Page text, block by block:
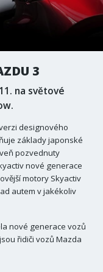
3
na světové
designového
základy japonské
pozvednuty
nové generace
motory Skyactiv
autem v jakékoliv
nové generace vozů
řidiči vozů Mazda